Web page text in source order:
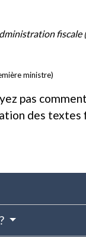
fiscale
ministre)
pas
des textes